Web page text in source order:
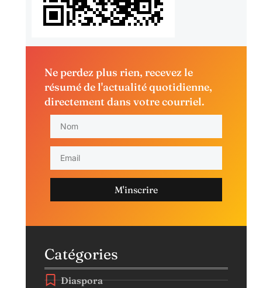
Ne perdez plus rien, recevez le
résumé de l'actualité quotidienne,
directement dans votre courriel.
M'inscrire
Catégories
Diaspora